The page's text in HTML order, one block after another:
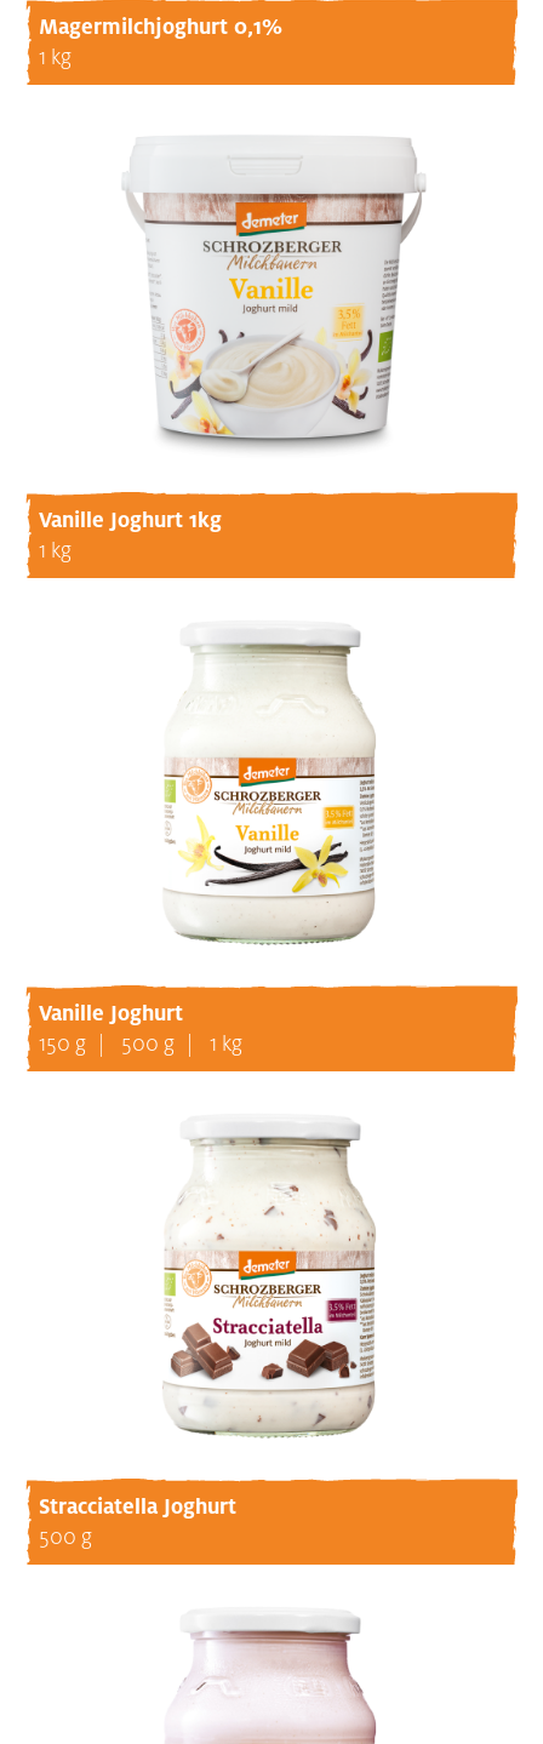
Magermilchjoghurt 0,1%
1 kg
Vanille Joghurt 1kg
1 kg
Vanille Joghurt
150 g 500 g 1 kg
Stracciatella Joghurt
500 g